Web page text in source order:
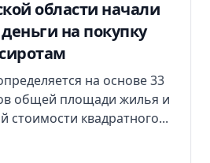
области начали
на покупку
на основе 33
общей площади жилья и
стоимости квадратного...